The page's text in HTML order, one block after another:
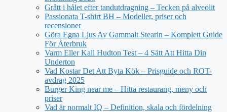
Grått i hålet efter tandutdragning – Tecken på alveolit
Passionata T-shirt BH – Modeller, priser och
recensioner
Göra Egna Ljus Av Gammalt Stearin – Komplett Guide
För Återbruk
Varm Eller Kall Hudton Test – 4 Sätt Att Hitta Din
Underton
Vad Kostar Det Att Byta Kök – Prisguide och ROT-
avdrag 2025
Burger King near me – Hitta restaurang, meny och
priser
Vad är normalt IQ – Definition, skala och fördelning